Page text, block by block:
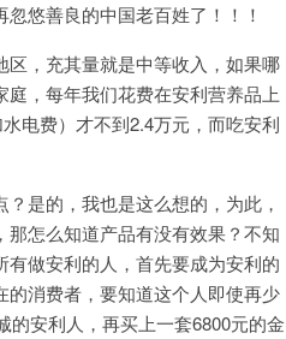
悠善良的中国老百姓了！！！
，充其量就是中等收入，如果哪
，每年我们花费在安利营养品上
电费）才不到2.4万元，而吃安利
是的，我也是这么想的，为此，
怎么知道产品有没有效果？不知
做安利的人，首先要成为安利的
消费者，要知道这个人即使再少
安利人，再买上一套6800元的金